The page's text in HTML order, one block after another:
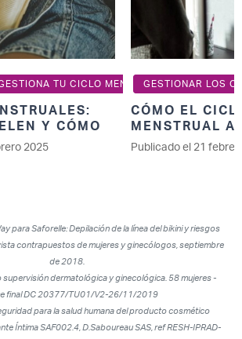
TU CICLO MENSTRUAL
Y CÓMO
2025
GESTIONAR LOS
CÓMO EL
MENSTRUAL
CAMBIOS DE
Publicado el 21
para Saforelle: Depilación de la línea del bikini y riesgos
contrapuestos de mujeres y ginecólogos, septiembre
de 2018.
supervisión dermatológica y ginecológica. 58 mujeres -
final DC 20377/TU01/V2-26/11/2019
para la salud humana del producto cosmético
Íntima SAF002.4, D.Saboureau SAS, ref RESH-IPRAD-